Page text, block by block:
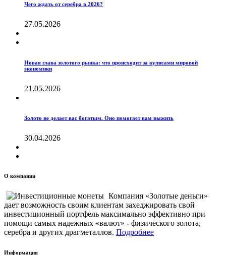
Чего ждать от серебра в 2026?
27.05.2026
Новая глава золотого рынка: что происходит за кулисами мировой
экономики
21.05.2026
Золото не делает вас богатым. Оно помогает вам выжить
30.04.2026
О компании
Компания «Золотые деньги»
дает возможность своим клиентам захеджировать свой
инвестиционный портфель максимально эффективно при
помощи самых надежных «валют» - физического золота,
серебра и других драгметаллов. Подробнее
Информация